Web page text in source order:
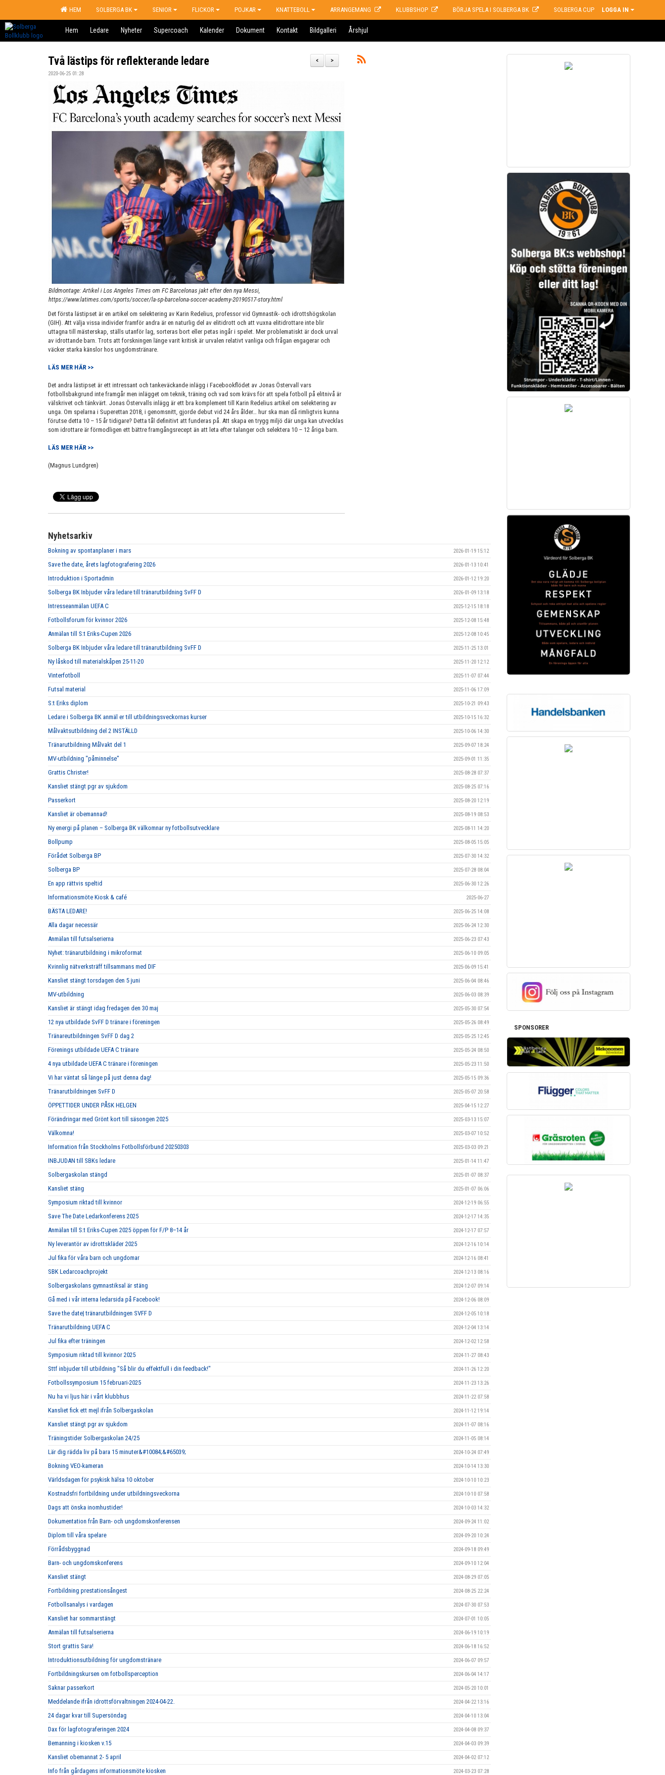
HEM SOLBERGA BK SENIOR FLICKOR POJKAR KNATTEBOLL ARRANGEMANG KLUBBSHOP BÖRJA SPELA I SOLBERGA BK SOLBERGA CUP LOGGA IN
Hem Ledare Nyheter Supercoach Kalender Dokument Kontakt Bildgalleri Årshjul
>
<
Två lästips för reflekterande ledare
2020-06-25 01:28
Bildmontage: Artikel i Los Angeles Times om FC Barcelonas jakt efter den nya Messi,
https://www.latimes.com/sports/soccer/la-sp-barcelona-soccer-academy-20190517-story.html
Det första lästipset är en artikel om selektering av Karin Redelius, professor vid Gymnastik- och idrottshögskolan
(GIH). Att välja vissa individer framför andra är en naturlig del av elitidrott och att vuxna elitidrottare inte blir
uttagna till mästerskap, ställs utanför lag, sorteras bort eller petas ingår i spelet. Mer problematiskt är dock urval
av idrottande barn. Trots att forskningen länge varit kritisk är urvalen relativt vanliga och frågan engagerar och
väcker starka känslor hos ungdomstränare.
LÄS MER HÄR >>
Det andra lästipset är ett intressant och tankeväckande inlägg i Facebookflödet av Jonas Östervall vars
fotbollsbakgrund inte framgår men inlägget om teknik, träning och vad som krävs för att spela fotboll på elitnivå är
välskrivet och tänkvärt. Jonas Östervalls inlägg är ett bra komplement till Karin Redelius artikel om selektering av
unga. Om spelarna i Superettan 2018, i genomsnitt, gjorde debut vid 24 års ålder… hur ska man då rimligtvis kunna
förutse detta 10 – 15 år tidigare? Detta tål definitivt att funderas på. Att skapa en trygg miljö där unga kan utvecklas
som idrottare är förmodligen ett bättre framgångsrecept än att leta efter talanger och selektera 10 – 12 åriga barn.
LÄS MER HÄR >>
(Magnus Lundgren)
Nyhetsarkiv
Bokning av spontanplaner i mars 2026-01-19 15:12
Save the date, årets lagfotografering 2026 2026-01-13 10:41
Introduktion i Sportadmin 2026-01-12 19:20
Solberga BK Inbjuder våra ledare till tränarutbildning SvFF D 2026-01-09 13:18
Intresseanmälan UEFA C 2025-12-15 18:18
Fotbollsforum för kvinnor 2026 2025-12-08 15:48
Anmälan till S:t Eriks-Cupen 2026 2025-12-08 10:45
Solberga BK Inbjuder våra ledare till tränarutbildning SvFF D 2025-11-25 13:01
Ny låskod till materialskåpen 25-11-20 2025-11-20 12:12
Vinterfotboll 2025-11-07 07:44
Futsal material 2025-11-06 17:09
S:t Eriks diplom 2025-10-21 09:43
Ledare i Solberga BK anmäl er till utbildningsveckornas kurser 2025-10-15 16:32
Målvaktsutbildning del 2 INSTÄLLD 2025-10-06 14:30
Tränarutbildning Målvakt del 1 2025-09-07 18:24
MV-utbildning "påminnelse" 2025-09-01 11:35
Grattis Christer! 2025-08-28 07:37
Kansliet stängt pgr av sjukdom 2025-08-25 07:16
Passerkort 2025-08-20 12:19
Kansliet är obemannad! 2025-08-19 08:53
Ny energi på planen – Solberga BK välkomnar ny fotbollsutvecklare 2025-08-11 14:20
Bollpump 2025-08-05 15:05
Förådet Solberga BP 2025-07-30 14:32
Solberga BP 2025-07-28 08:04
En app rättvis speltid 2025-06-30 12:26
Informationsmöte Kiosk & café 2025-06-27
BÄSTA LEDARE! 2025-06-25 14:08
Alla dagar necessär 2025-06-24 12:30
Anmälan till futsalserierna 2025-06-23 07:43
Nyhet: tränarutbildning i mikroformat 2025-06-10 09:05
Kvinnlig nätverksträff tillsammans med DIF 2025-06-09 15:41
Kansliet stängt torsdagen den 5 juni 2025-06-04 08:46
MV-utbildning 2025-06-03 08:39
Kansliet är stängt idag fredagen den 30 maj 2025-05-30 07:54
12 nya utbildade SvFF D tränare i föreningen 2025-05-26 08:49
Tränareutbildningen SvFF D dag 2 2025-05-25 12:45
Förenings utbildade UEFA C tränare 2025-05-24 08:50
4 nya utbildade UEFA C tränare i föreningen 2025-05-23 11:50
Vi har väntat så länge på just denna dag! 2025-05-15 09:36
Tränarutbildningen SvFF D 2025-05-07 20:58
ÖPPETTIDER UNDER PÅSK HELGEN 2025-04-15 12:27
Förändringar med Grönt kort till säsongen 2025 2025-03-13 15:07
Välkomna! 2025-03-07 10:52
Information från Stockholms Fotbollsförbund 20250303 2025-03-03 09:21
INBJUDAN till SBKs ledare 2025-01-14 11:47
Solbergaskolan stängd 2025-01-07 08:37
Kansliet stäng 2025-01-07 06:06
Symposium riktad till kvinnor 2024-12-19 06:55
Save The Date Ledarkonferens 2025 2024-12-17 14:35
Anmälan till S:t Eriks-Cupen 2025 öppen för F/P 8–14 år 2024-12-17 07:57
Ny leverantör av idrottskläder 2025 2024-12-16 10:14
Jul fika för våra barn och ungdomar 2024-12-16 08:41
SBK Ledarcoachprojekt 2024-12-13 08:16
Solbergaskolans gymnastiksal är stäng 2024-12-07 09:14
Gå med i vår interna ledarsida på Facebook! 2024-12-06 08:09
Save the date| tränarutbildningen SVFF D 2024-12-05 10:18
Tränarutbildning UEFA C 2024-12-04 13:14
Jul fika efter träningen 2024-12-02 12:58
Symposium riktad till kvinnor 2025 2024-11-27 08:43
Sttf inbjuder till utbildning "Så blir du effektfull i din feedback!" 2024-11-26 12:20
Fotbollssymposium 15 februari-2025 2024-11-23 13:26
Nu ha vi ljus här i vårt klubbhus 2024-11-22 07:58
Kansliet fick ett mejl ifrån Solbergaskolan 2024-11-12 19:14
Kansliet stängt pgr av sjukdom 2024-11-07 08:16
Träningstider Solbergaskolan 24/25 2024-11-05 08:14
Lär dig rädda liv på bara 15 minuter&#10084;&#65039; 2024-10-24 07:49
Bokning VEO-kameran 2024-10-14 13:30
Världsdagen för psykisk hälsa 10 oktober 2024-10-10 10:23
Kostnadsfri fortbildning under utbildningsveckorna 2024-10-10 07:58
Dags att önska inomhustider! 2024-10-03 14:32
Dokumentation från Barn- och ungdomskonferensen 2024-09-24 11:02
Diplom till våra spelare 2024-09-20 10:24
Förrådsbyggnad 2024-09-18 09:49
Barn- och ungdomskonferens 2024-09-10 12:04
Kansliet stängt 2024-08-29 07:05
Fortbildning prestationsångest 2024-08-25 22:24
Fotbollsanalys i vardagen 2024-07-30 07:53
Kansliet har sommarstängt 2024-07-01 10:05
Anmälan till futsalserierna 2024-06-19 10:19
Stort grattis Sara! 2024-06-18 16:52
Introduktionsutbildning för ungdomstränare 2024-06-07 09:57
Fortbildningskursen om fotbollsperception 2024-06-04 14:17
Saknar passerkort 2024-05-20 10:01
Meddelande ifrån idrottsförvaltningen 2024-04-22. 2024-04-22 13:16
24 dagar kvar till Supersöndag 2024-04-10 13:04
Dax för lagfotograferingen 2024 2024-04-08 09:37
Bemanning i kiosken v.15 2024-04-03 09:39
Kansliet obemannat 2- 5 april 2024-04-02 07:12
Info från gårdagens informationsmöte kiosken 2024-03-23 07:28
SPONSORER